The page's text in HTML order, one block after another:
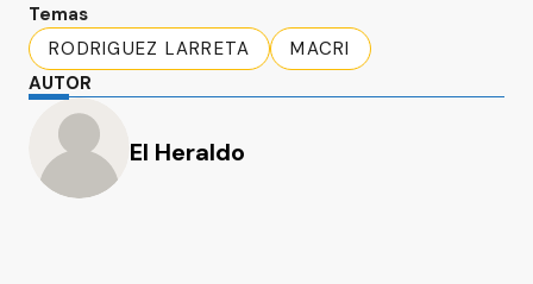
Temas
RODRIGUEZ LARRETA
MACRI
AUTOR
El Heraldo